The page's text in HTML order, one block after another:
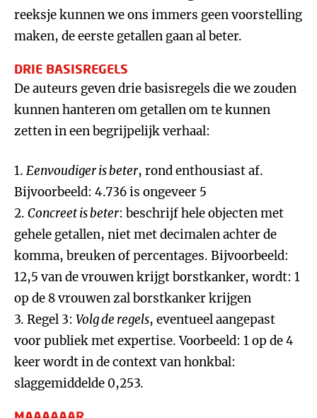
reeksje kunnen we ons immers geen voorstelling
maken, de eerste getallen gaan al beter.
DRIE BASISREGELS
De auteurs geven drie basisregels die we zouden
kunnen hanteren om getallen om te kunnen
zetten in een begrijpelijk verhaal:
1. Eenvoudiger is beter, rond enthousiast af.
Bijvoorbeeld: 4.736 is ongeveer 5
2. Concreet is beter: beschrijf hele objecten met
gehele getallen, niet met decimalen achter de
komma, breuken of percentages. Bijvoorbeeld:
12,5 van de vrouwen krijgt borstkanker, wordt: 1
op de 8 vrouwen zal borstkanker krijgen
3. Regel 3: Volg de regels, eventueel aangepast
voor publiek met expertise. Voorbeeld: 1 op de 4
keer wordt in de context van honkbal:
slaggemiddelde 0,253.